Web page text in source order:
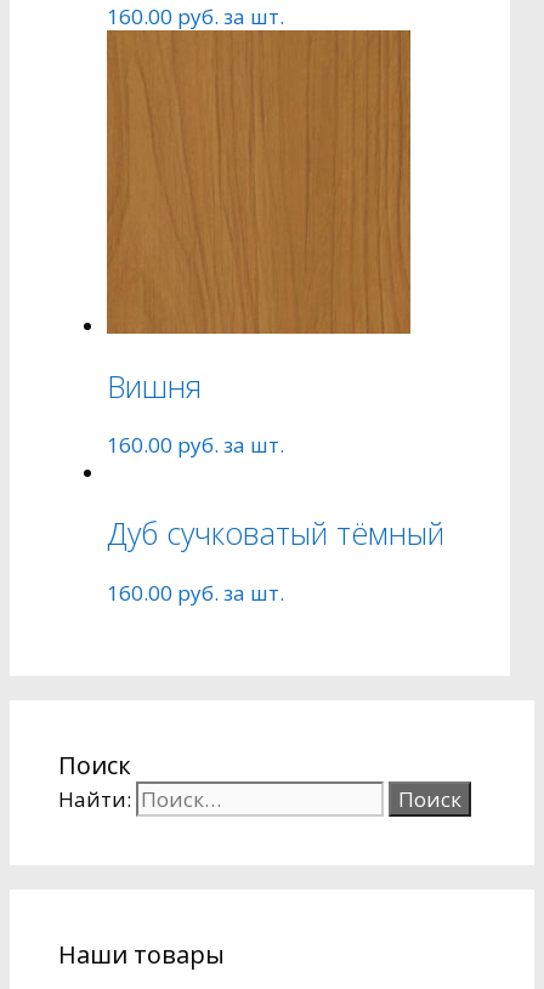
160.00 руб. за шт.
Вишня
160.00 руб. за шт.
Дуб сучковатый тёмный
160.00 руб. за шт.
Поиск
Найти:
Наши товары